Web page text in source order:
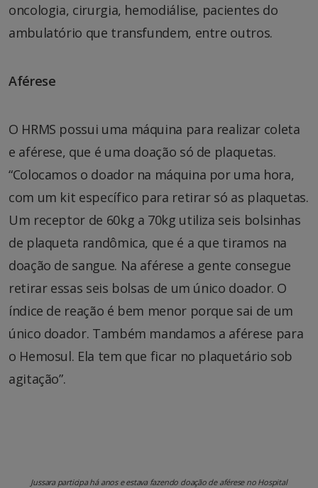
oncologia, cirurgia, hemodiálise, pacientes do
ambulatório que transfundem, entre outros.
Aférese
O HRMS possui uma máquina para realizar coleta
e aférese, que é uma doação só de plaquetas.
“Colocamos o doador na máquina por uma hora,
com um kit específico para retirar só as plaquetas.
Um receptor de 60kg a 70kg utiliza seis bolsinhas
de plaqueta randômica, que é a que tiramos na
doação de sangue. Na aférese a gente consegue
retirar essas seis bolsas de um único doador. O
índice de reação é bem menor porque sai de um
único doador. Também mandamos a aférese para
o Hemosul. Ela tem que ficar no plaquetário sob
agitação”.
Jussara participa há anos e estava fazendo doação de aférese no Hospital